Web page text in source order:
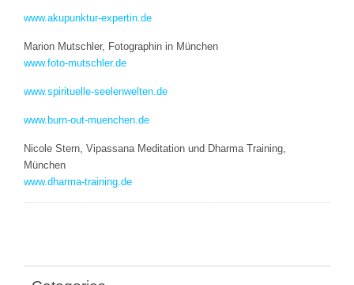
www.akupunktur-expertin.de
Marion Mutschler, Fotographin in München
www.foto-mutschler.de
www.spirituelle-seelenwelten.de
www.burn-out-muenchen.de
Nicole Stern, Vipassana Meditation und Dharma Training,
München
www.dharma-training.de